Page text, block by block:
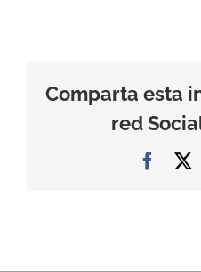
Comparta esta
red
X